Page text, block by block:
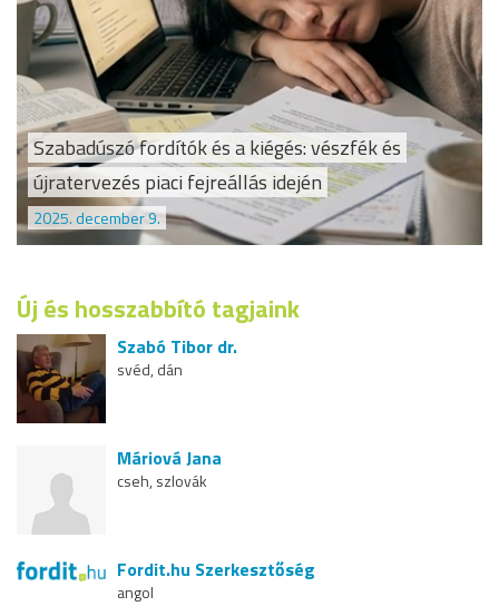
Szabadúszó fordítók és a kiégés: vészfék és
újratervezés piaci fejreállás idején
2025. december 9.
Új és hosszabbító tagjaink
Szabó Tibor dr.
svéd, dán
Máriová Jana
cseh, szlovák
Fordit.hu Szerkesztőség
angol